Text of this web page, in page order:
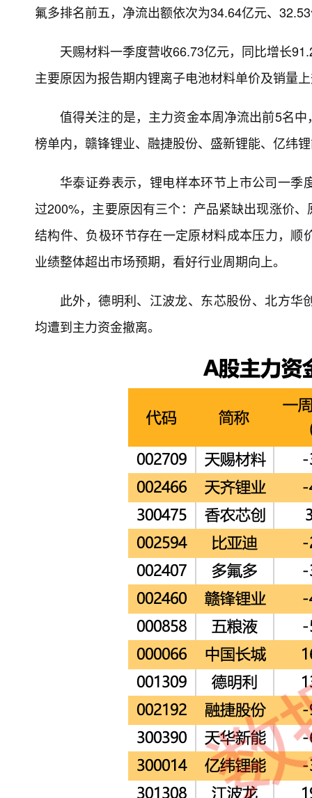
氟多排名前五，净流出额依次为34.64亿元、
天赐材料一季度营收66.73亿元，同比增长
主要原因为报告期内锂离子电池材料单价及销量
值得关注的是，主力资金本周净流出前5名
榜单内，赣锋锂业、融捷股份、盛新锂能、亿纬
华泰证券表示，锂电样本环节上市公司一
过200%，主要原因有三个：产品紧缺出现涨价
结构件、负极环节存在一定原材料成本压力，
业绩整体超出市场预期，看好行业周期向上。
此外，德明利、江波龙、东芯股份、北方
均遭到主力资金撤离。